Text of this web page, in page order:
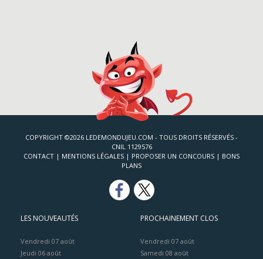
COPYRIGHT ©2026 LEDEMONDUJEU.COM - TOUS DROITS RÉSERVÉS -
CNIL 1129576
CONTACT | MENTIONS LÉGALES | PROPOSER UN CONCOURS | BONS
PLANS
LES NOUVEAUTÉS
Vendredi 07 août
Jeudi 06 août
PROCHAINEMENT CLOS
Vendredi 07 août
Samedi 08 août